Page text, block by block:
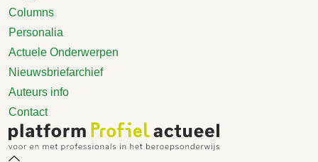
Columns
Personalia
Actuele Onderwerpen
Nieuwsbriefarchief
Auteurs info
Contact